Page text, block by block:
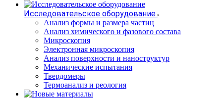
Исследовательское оборудование
Анализ формы и размера частиц
Анализ химического и фазового состава
Микроскопия
Электронная микроскопия
Анализ поверхности и наноструктур
Механические испытания
Твердомеры
Термоанализ и реология